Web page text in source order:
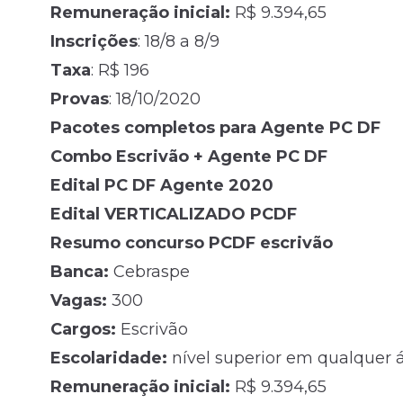
Remuneração inicial: R$ 9.394,65
Inscrições: 18/8 a 8/9
Taxa: R$ 196
Provas: 18/10/2020
Pacotes completos para Agente PC DF
Combo Escrivão + Agente PC DF
Edital PC DF Agente 2020
Edital VERTICALIZADO PCDF
Resumo concurso PCDF escrivão
Banca: Cebraspe
Vagas: 300
Cargos: Escrivão
Escolaridade: nível superior em qualquer
Remuneração inicial: R$ 9.394,65